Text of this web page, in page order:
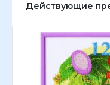
Действующие